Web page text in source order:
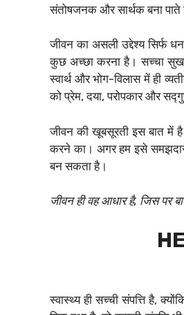
संतोषजनक और सार्थक बना पाते
जीवन का असली उद्देश्य सिर्फ
कुछ अच्छा करना है। सच्चा सुख
स्वार्थ और भोग-विलास में ही
को प्रेम, दया, परोपकार और
जीवन की खूबसूरती इस बात में
करने का। अगर हम इसे
बन सकता है।
जीवन ही वह आधार है, जिस पर
स्वास्थ्य ही सच्ची संपत्ति है,